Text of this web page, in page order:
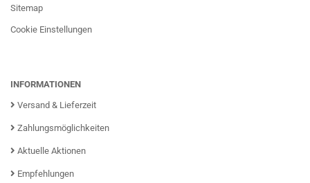
Sitemap
Cookie Einstellungen
INFORMATIONEN
Versand & Lieferzeit
Zahlungsmöglichkeiten
Aktuelle Aktionen
Empfehlungen